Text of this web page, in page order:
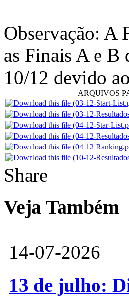
Observação: A
as Finais A e B
10/12 devido
ARQUIVOS
Share
Veja Também
14-07-2026
13 de julho: